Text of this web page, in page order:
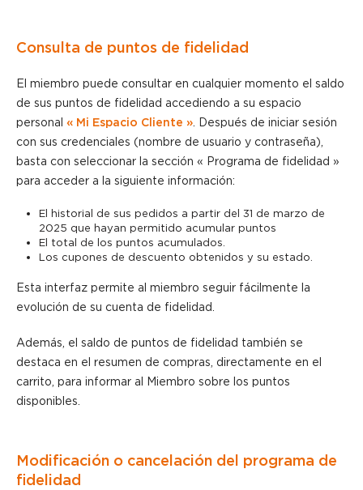
Consulta de puntos de fidelidad
El miembro puede consultar en cualquier momento el saldo
de sus puntos de fidelidad accediendo a su espacio
personal « Mi Espacio Cliente » . Después de iniciar sesión
con sus credenciales (nombre de usuario y contraseña),
basta con seleccionar la sección « Programa de fidelidad »
para acceder a la siguiente información:
El historial de sus pedidos a partir del 31 de marzo de
2025 que hayan permitido acumular puntos
El total de los puntos acumulados.
Los cupones de descuento obtenidos y su estado.
Esta interfaz permite al miembro seguir fácilmente la
evolución de su cuenta de fidelidad.
Además, el saldo de puntos de fidelidad también se
destaca en el resumen de compras, directamente en el
carrito, para informar al Miembro sobre los puntos
disponibles.
Modificación o cancelación del programa de
fidelidad